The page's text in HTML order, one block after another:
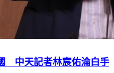
中天記者林宸佑淪白手